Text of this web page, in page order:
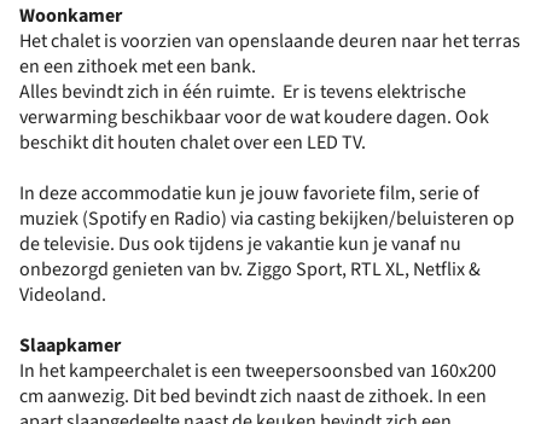
Woonkamer
Het chalet is voorzien van openslaande deuren naar het terras
en een zithoek met een bank.
Alles bevindt zich in één ruimte. Er is tevens elektrische
verwarming beschikbaar voor de wat koudere dagen. Ook
beschikt dit houten chalet over een LED TV.
In deze accommodatie kun je jouw favoriete film, serie of
muziek (Spotify en Radio) via casting bekijken/beluisteren op
de televisie. Dus ook tijdens je vakantie kun je vanaf nu
onbezorgd genieten van bv. Ziggo Sport, RTL XL, Netflix &
Videoland.
Slaapkamer
In het kampeerchalet is een tweepersoonsbed van 160x200
cm aanwezig. Dit bed bevindt zich naast de zithoek. In een